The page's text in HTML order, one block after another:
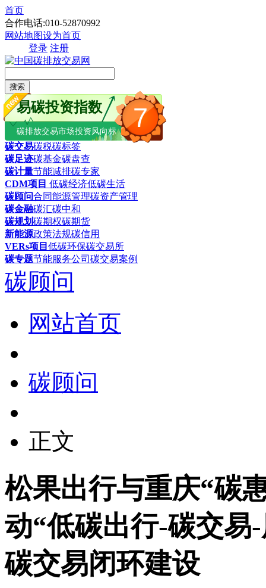
首页
合作电话:010-52870992
网站地图设为首页
登录 注册
搜索
7
易碳投资指数
碳排放交易市场投资风向标
碳交易碳税碳标签
碳足迹碳基金碳盘查
碳计量节能减排碳专家
CDM项目 低碳经济低碳生活
碳顾问合同能源管理碳资产管理
碳金融碳汇碳中和
碳规划碳期权碳期货
新能源政策法规碳信用
VERs项目 低碳环保碳交易所
碳专题节能服务公司 碳交易案例
碳顾问
网站首页
碳顾问
正文
松果出行与重庆“碳
动“低碳出行-碳交易
碳交易闭环建设